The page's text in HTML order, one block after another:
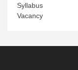
Syllabus
Vacancy